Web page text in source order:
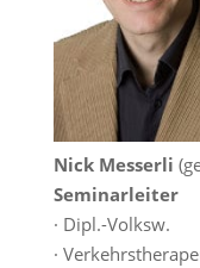
Nick Messerli
Seminarleiter
· Dipl.-Volksw.
·